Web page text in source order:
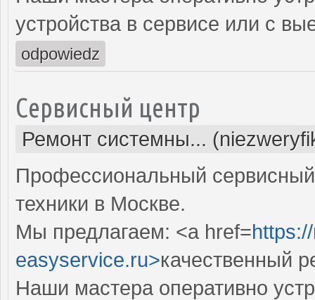
устройства в сервисе или с
odpowiedz
Сервисный центр
Ремонт системны...
Профессиональный
техники в Москве.
Мы предлагаем: <a href=
easyservice.ru>качественный
Наши мастера оперативно